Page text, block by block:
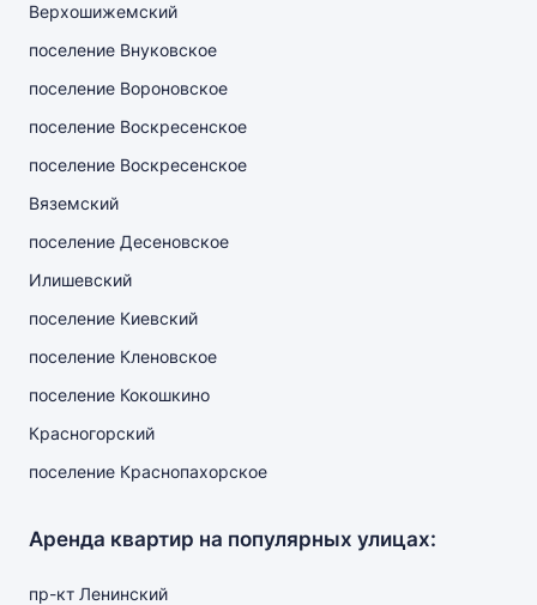
Верхошижемский
поселение Внуковское
поселение Вороновское
поселение Воскресенское
поселение Воскресенское
Вяземский
поселение Десеновское
Илишевский
поселение Киевский
поселение Кленовское
поселение Кокошкино
Красногорский
поселение Краснопахорское
Аренда квартир на популярных улицах:
пр-кт Ленинский